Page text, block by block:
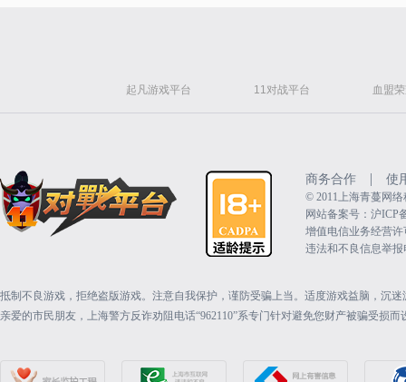
起凡游戏平台 11对战平台 血盟
商务合作 | 使
©️ 2011上海青蔓网
网站备案号：沪ICP
增值电信业务经营许
违法和不良信息举报
抵制不良游戏，拒绝盗版游戏。注意自我保护，谨防受骗上当。适度游戏益脑，沉
亲爱的市民朋友，上海警方反诈劝阻电话“962110”系专门针对避免您财产被骗受损